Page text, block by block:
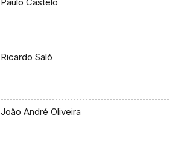
Ricardo Saló
João André Oliveira